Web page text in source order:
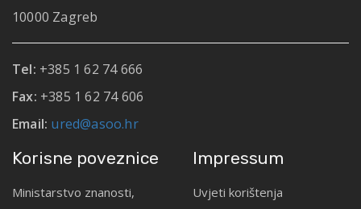
10000 Zagreb
Tel: +385 1 62 74 666
Fax: +385 1 62 74 606
Email: ured@asoo.hr
Korisne poveznice
Ministarstvo znanosti,
Impressum
Uvjeti korištenja